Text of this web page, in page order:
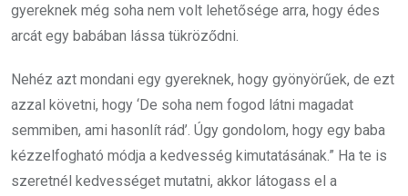
gyereknek még soha nem volt lehetősége arra, hogy édes
arcát egy babában lássa tükröződni.
Nehéz azt mondani egy gyereknek, hogy gyönyörűek, de ezt
azzal követni, hogy ‘De soha nem fogod látni magadat
semmiben, ami hasonlít rád’. Úgy gondolom, hogy egy baba
kézzelfogható módja a kedvesség kimutatásának.” Ha te is
szeretnél kedvességet mutatni, akkor látogass el a